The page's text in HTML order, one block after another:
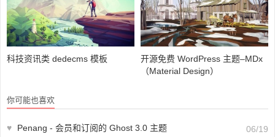
科技资讯类 dedecms 模板
开源免费 WordPress 主题–MDx
（Material Design）
你可能也喜欢
♥ Penang - 会员和订阅的 Ghost 3.0 主题
06/19